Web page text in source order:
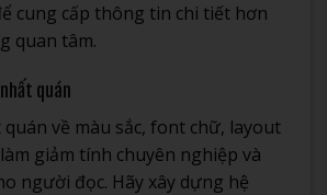
cung cấp thông tin chi tiết hơn
quan tâm.
quán
về màu sắc, font chữ, layout
giảm tính chuyên nghiệp và
người đọc. Hãy xây dựng hệ